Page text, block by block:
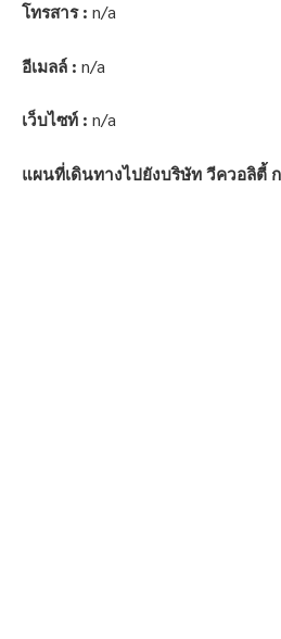
โทรสาร : n/a
อีเมลล์ : n/a
เว็บไซท์ : n/a
แผนที่เดินทางไปยังบริษัท วีควอลิตี้